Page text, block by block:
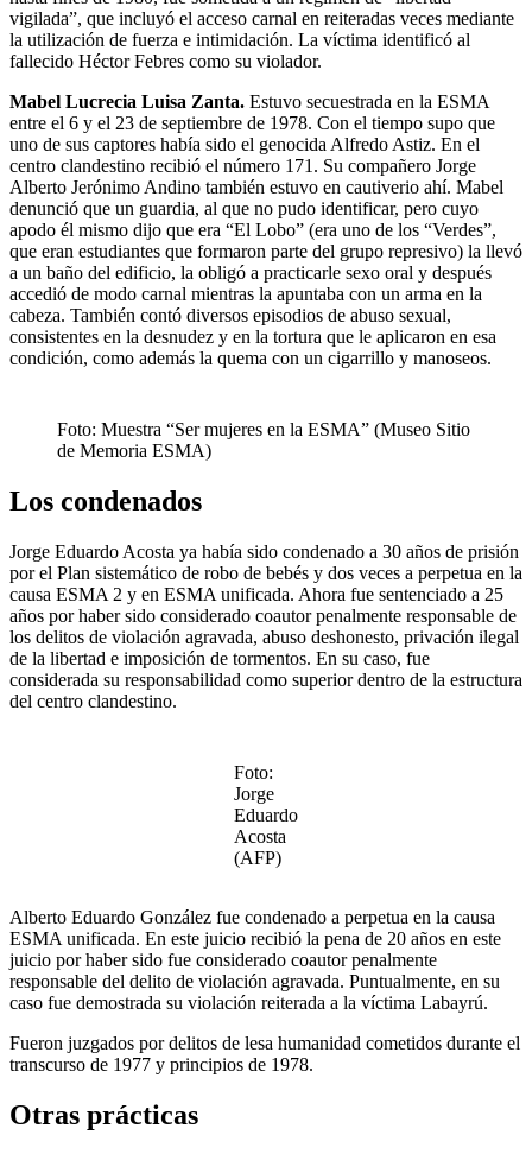
vigilada”, que incluyó el acceso carnal en reiteradas veces mediante
la utilización de fuerza e intimidación. La víctima identificó al
fallecido Héctor Febres como su violador.
Mabel Lucrecia Luisa Zanta. Estuvo secuestrada en la ESMA
entre el 6 y el 23 de septiembre de 1978. Con el tiempo supo que
uno de sus captores había sido el genocida Alfredo Astiz. En el
centro clandestino recibió el número 171. Su compañero Jorge
Alberto Jerónimo Andino también estuvo en cautiverio ahí. Mabel
denunció que un guardia, al que no pudo identificar, pero cuyo
apodo él mismo dijo que era “El Lobo” (era uno de los “Verdes”,
que eran estudiantes que formaron parte del grupo represivo) la llevó
a un baño del edificio, la obligó a practicarle sexo oral y después
accedió de modo carnal mientras la apuntaba con un arma en la
cabeza. También contó diversos episodios de abuso sexual,
consistentes en la desnudez y en la tortura que le aplicaron en esa
condición, como además la quema con un cigarrillo y manoseos.
Foto: Muestra “Ser mujeres en la ESMA” (Museo Sitio
de Memoria ESMA)
Los condenados
Jorge Eduardo Acosta ya había sido condenado a 30 años de prisión
por el Plan sistemático de robo de bebés y dos veces a perpetua en la
causa ESMA 2 y en ESMA unificada. Ahora fue sentenciado a 25
años por haber sido considerado coautor penalmente responsable de
los delitos de violación agravada, abuso deshonesto, privación ilegal
de la libertad e imposición de tormentos. En su caso, fue
considerada su responsabilidad como superior dentro de la estructura
del centro clandestino.
Foto:
Jorge
Eduardo
Acosta
(AFP)
Alberto Eduardo González fue condenado a perpetua en la causa
ESMA unificada. En este juicio recibió la pena de 20 años en este
juicio por haber sido fue considerado coautor penalmente
responsable del delito de violación agravada. Puntualmente, en su
caso fue demostrada su violación reiterada a la víctima Labayrú.
Fueron juzgados por delitos de lesa humanidad cometidos durante el
transcurso de 1977 y principios de 1978.
Otras prácticas